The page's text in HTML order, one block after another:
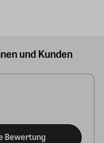
und Kunden
Bewertung